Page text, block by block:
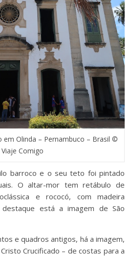
em Olinda – Pernambuco – Brasil ©
Viaje Comigo
barroco e o seu teto foi pintado
O altar-mor tem retábulo de
e rococó, com madeira
está a imagem de São
e quadros antigos, há a imagem,
Crucificado – de costas para a